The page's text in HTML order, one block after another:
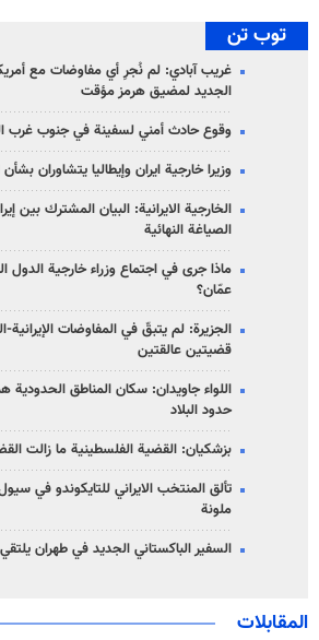
توب تن
غريب آبادي: لم نُجرِ أي مفاوضات مع
الجديد لمضيق هرمز مؤقت
وقوع حادث أمني لسفينة في جنوب غرب
وزيرا خارجية ايران وإيطاليا يتشاوران
الخارجية الايرانية: البيان المشترك بين
الصياغة النهائية
ماذا جرى في اجتماع وزراء خارجية الدول
عمّان؟
الجزيرة: لم يتبقّ في المفاوضات
قضيتين عالقتين
اللواء جاويدان: سكان المناطق
حدود البلاد
بزشكيان: القضية الفلسطينية ما زالت
ملونة
السفير الباكستاني الجديد في طهران يلتقي
المقابلات